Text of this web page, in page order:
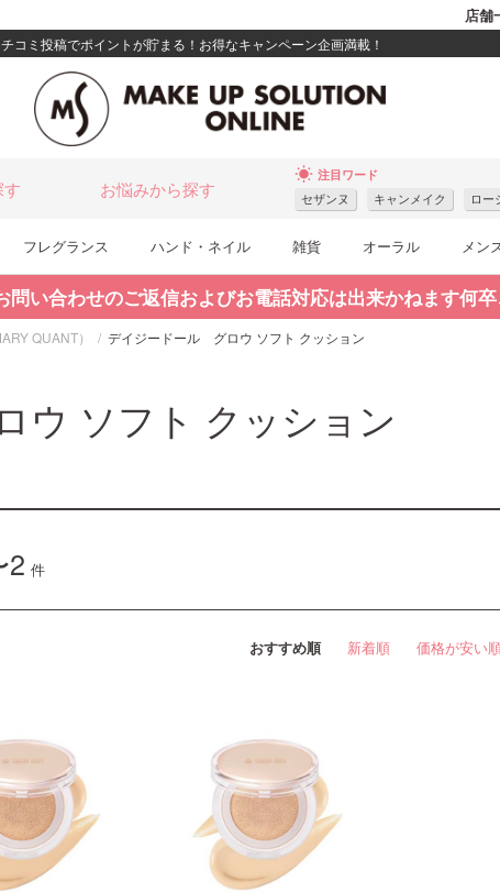
店舗
コミ投稿でポイントが貯まる！お得なキャンペーン企画満載！
お悩みから探す
wb_sunny 注目ワード
セザンヌ キャンメイク ロー
フレグランス ハンド・ネイル 雑貨 オーラル メン
い合わせのご返信およびお電話対応は出来かねます何
QUANT） デイジードール グロウ ソフト クッション
ソフト クッション
2 件
おすすめ順 新着順 価格が安い